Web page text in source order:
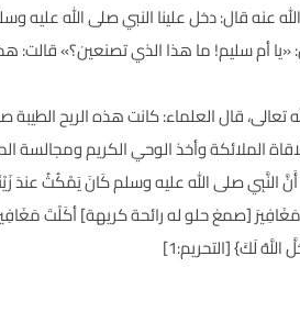
قال: دخل علينا النبي صلى الله عليه
أم سليم! ما هذا الذي تصنعين؟» قالت:
قال العلماء: كانت هذه الريح الطيبة
الملائكة وأخذ الوحي الكريم ومجالسة
النَّبِي صلى الله عليه وسلم كَانَ يَمْكُثُ
مَغَافِيرَ [صمغ حلو له رائحة كريهة] أكَلْتَ
لَكَ} [التحريم:1]